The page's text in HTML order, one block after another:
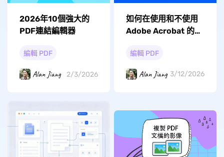
2026年10個強大的
PDF連結編輯器
編輯 PDF
Alan Jiang 2/3/2026
如何在使用和不使用
Adob​​e Acrobat 的情
片？
編輯 PDF
Alan Jiang 3/12/2026